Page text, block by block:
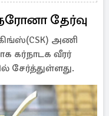
தேர்வு
அணி
கர்நாடக வீரர்